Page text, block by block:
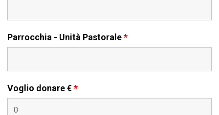
Parrocchia - Unità Pastorale*
Voglio donare €*